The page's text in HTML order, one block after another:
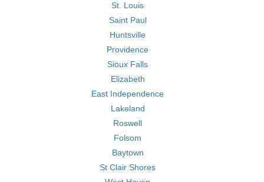
St. Louis
Saint Paul
Huntsville
Providence
Sioux Falls
Elizabeth
East Independence
Lakeland
Roswell
Folsom
Baytown
St Clair Shores